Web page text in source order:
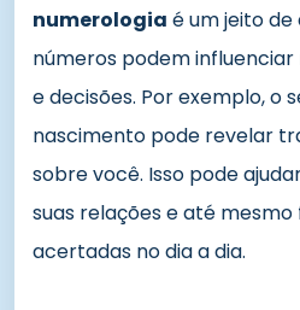
numerologia é um jeito
números podem
e decisões. Por exemplo, o
nascimento pode revelar
sobre você. Isso pode
suas relações e até
acertadas no dia a dia.